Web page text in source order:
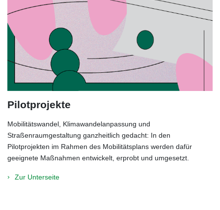
Pilotprojekte
Mobilitätswandel, Klimawandelanpassung und
Straßenraumgestaltung ganzheitlich gedacht: In den
Pilotprojekten im Rahmen des Mobilitätsplans werden dafür
geeignete Maßnahmen entwickelt, erprobt und umgesetzt.
Zur Unterseite